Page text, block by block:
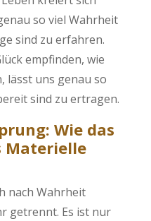
so viel Wahrheit
sind zu erfahren.
empfinden, wie
lässt uns genau so
sind zu ertragen.
Wie das
Materielle
nach Wahrheit
getrennt. Es ist nur